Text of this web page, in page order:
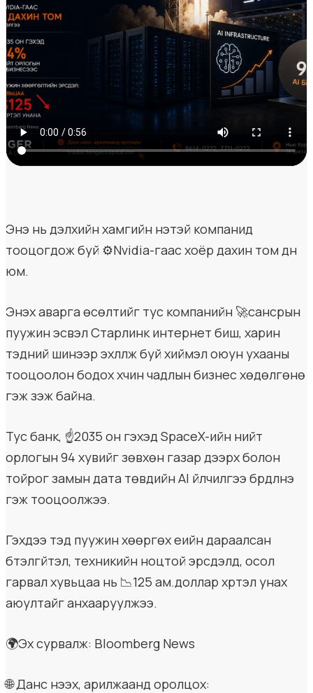
Энэ нь дэлхийн хамгийн үнэтэй компанид
тооцогдож буй ⚙️Nvidia-гаас хоёр дахин том дүн
юм.
Энэхүү аварга өсөлтийг тус компанийн 🚀сансрын
пуужин эсвэл Старлинк интернет биш, харин
тэдний шинээр эхлүүлж буй хиймэл оюун ухааны
тооцоолон бодох хүчин чадлын бизнес хөдөлгөнө
гэж үзэж байна.
Тус банк, ☝️2035 он гэхэд SpaceX-ийн нийт
орлогын 94 хувийг зөвхөн газар дээрх болон
тойрог замын дата төвүүдийн AI үйлчилгээ бүрдүүлнэ
гэж тооцоолжээ.
Гэхдээ тэд пуужин хөөргөх үеийн дараалсан
бүтэлгүйтэл, техникийн ноцтой эрсдэлүүд, осол
гарвал хувьцаа нь 📉125 ам.доллар хүртэл унах
аюултайг анхааруулжээ.
🌍Эх сурвалж: Bloomberg News
🌐 Данс нээх, арилжаанд оролцох: